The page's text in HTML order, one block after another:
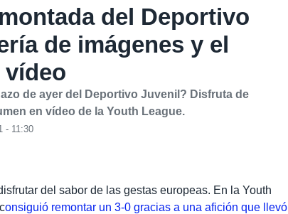
del Deportivo
de imágenes y el
vídeo
de ayer del Deportivo Juvenil? Disfruta de
en vídeo de la Youth League.
- 11:30
del sabor de las gestas europeas. En la Youth
onsiguió remontar un 3-0 gracias a una afición que llevó